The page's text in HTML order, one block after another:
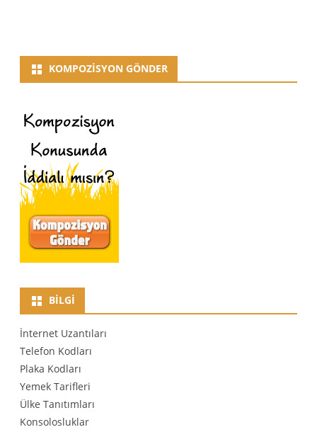
KOMPOZISYON GÖNDER
BILGI
İnternet Uzantıları
Telefon Kodları
Plaka Kodları
Yemek Tarifleri
Ülke Tanıtımları
Konsolosluklar